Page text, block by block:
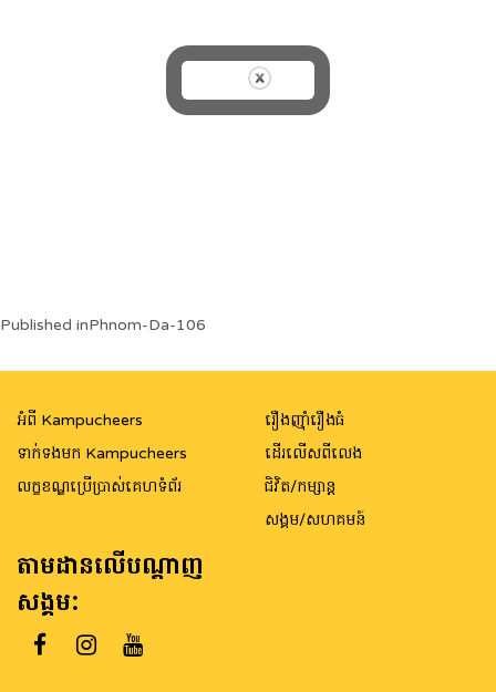
Post
navigation
Published inPhnom-Da-106
អំពី Kampucheers
ទាក់ទងមក Kampucheers
លក្ខខណ្ឌប្រើប្រាស់គេហទំព័រ
រឿងញ៉ាំរឿងធំ
ដើរលើសពីលេង
ជិវិត/កម្សាន្ត
សង្គម/សហគមន៍
តាមដានលើបណ្តាញ
សង្គម: